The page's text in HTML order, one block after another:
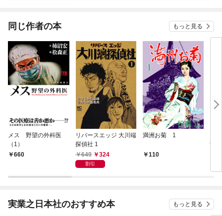
強の神竜を復活させて
しまう～ コミック版
同じ作者の本 もっと見る
メス 野望の外科医
（1）
660
リバースエッジ 大川端
探偵社 1
649
324
割引
満洲お菊 1
110
す
実業之日本社のおすすめ本 もっと見る